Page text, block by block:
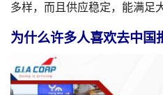
多样，而且供应稳定，能满足
为什么许多人喜欢去中国